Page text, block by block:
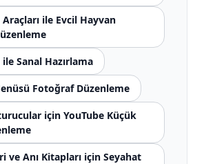
ile Evcil Hayvan
Sanal Hazırlama
Fotoğraf Düzenleme
için YouTube Küçük
ve Anı Kitapları için Seyahat